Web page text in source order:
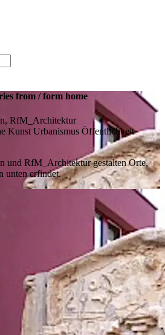
from /​ form home
RfM_Architektur
Kunst Urbanismus Öffentlichkeit
und RfM_Architektur gestalten Orte,
unten erfindet.